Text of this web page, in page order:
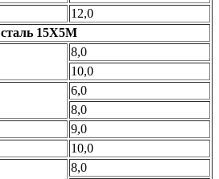
12,0
сталь 15Х5М
8,0
10,0
6,0
8,0
9,0
10,0
8,0